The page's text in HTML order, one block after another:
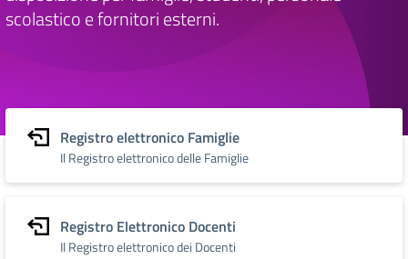
scolastico e fornitori esterni.
Registro elettronico Famiglie
Il Registro elettronico delle Famiglie
Registro Elettronico Docenti
Il Registro elettronico dei Docenti